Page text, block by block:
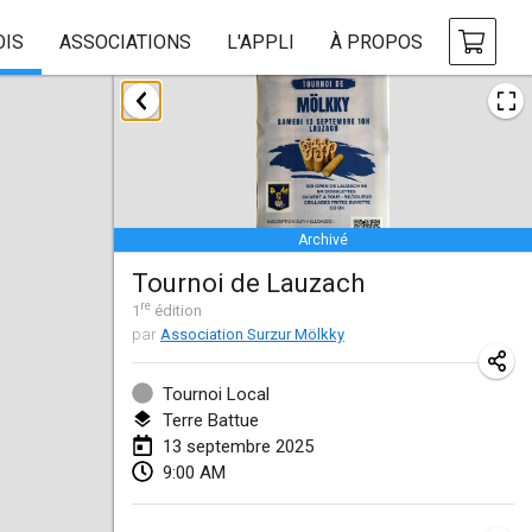
ASSOCIATIONS L'APPLI À PROPOS
Archivé
Tournoi de Lauzach
1 re édition
par Association Surzur Mölkky
Tournoi Local
Terre Battue
13 septembre 2025
9:00 AM
janvier 2025
Tournoi Mixte ASPTTOM
18 janv. 2025| France
Indoor Polish Open 2025 - Singles
18 janv. 2025|Pologne
Tournoi de St Max
19 janv. 2025|France
19 janv. 2025|Pologne
Tournoi de Mölkky - Lesfous Dubâtonvaigeois